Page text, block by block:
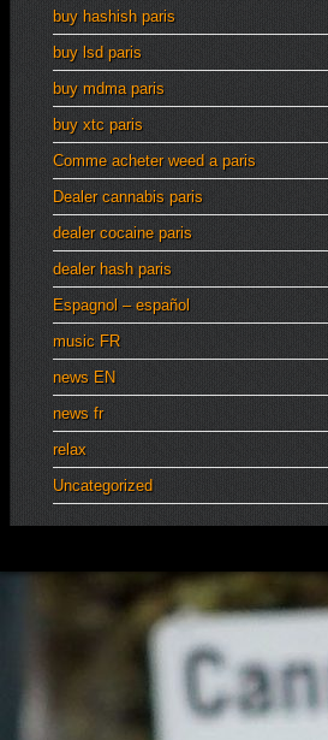
buy hashish paris
buy lsd paris
buy mdma paris
buy xtc paris
Comme acheter weed a paris
Dealer cannabis paris
dealer cocaine paris
dealer hash paris
Espagnol – español
music FR
news EN
news fr
relax
Uncategorized